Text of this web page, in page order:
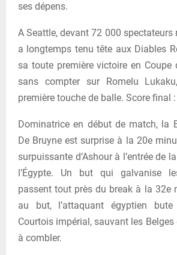
ses dépens.
A Seattle, devant 72 000 spectateurs
a longtemps tenu tête aux Diables
sa toute première victoire en Coupe
sans compter sur Romelu
première touche de balle. Score final :
Dominatrice en début de match, la
De Bruyne est surprise à la 20e
surpuissante d’Ashour à l’entrée de
l’Égypte. Un but qui galvanise
passent tout près du break à la 32e
au but, l’attaquant égyptien
Courtois impérial, sauvant les Belges
à combler.